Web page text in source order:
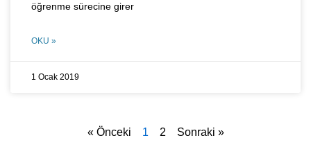
öğrenme sürecine girer
OKU »
1 Ocak 2019
« Önceki 1 2 Sonraki »